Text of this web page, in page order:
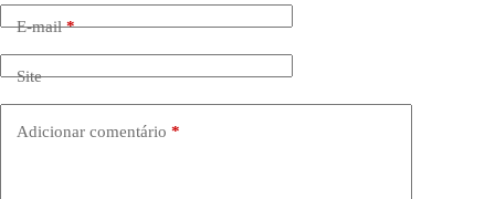
E-mail*
Site
Adicionar comentário *